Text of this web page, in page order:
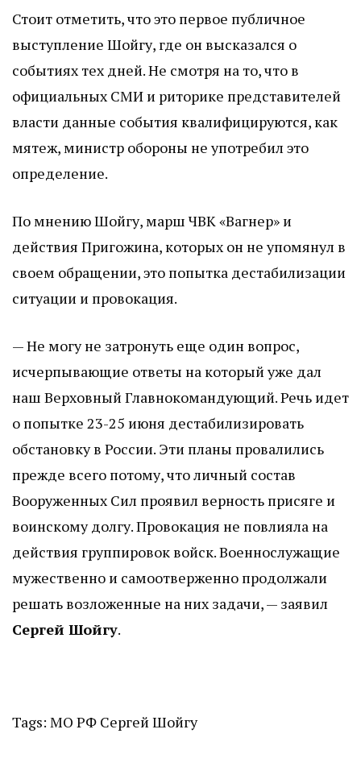
Стоит отметить, что это первое публичное
выступление Шойгу, где он высказался о
событиях тех дней. Не смотря на то, что в
официальных СМИ и риторике представителей
власти данные события квалифицируются, как
мятеж, министр обороны не употребил это
определение.
По мнению Шойгу, марш ЧВК «Вагнер» и
действия Пригожина, которых он не упомянул в
своем обращении, это попытка дестабилизации
ситуации и провокация.
— Не могу не затронуть еще один вопрос,
исчерпывающие ответы на который уже дал
наш Верховный Главнокомандующий. Речь идет
о попытке 23-25 июня дестабилизировать
обстановку в России. Эти планы провалились
прежде всего потому, что личный состав
Вооруженных Сил проявил верность присяге и
воинскому долгу. Провокация не повлияла на
действия группировок войск. Военнослужащие
мужественно и самоотверженно продолжали
решать возложенные на них задачи, — заявил
Сергей Шойгу.
Tags: МО РФ Сергей Шойгу